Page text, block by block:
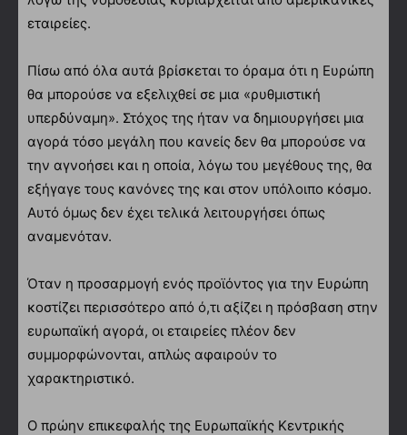
εταιρείες.
Πίσω από όλα αυτά βρίσκεται το όραμα ότι η Ευρώπη
θα μπορούσε να εξελιχθεί σε μια «ρυθμιστική
υπερδύναμη». Στόχος της ήταν να δημιουργήσει μια
αγορά τόσο μεγάλη που κανείς δεν θα μπορούσε να
την αγνοήσει και η οποία, λόγω του μεγέθους της, θα
εξήγαγε τους κανόνες της και στον υπόλοιπο κόσμο.
Αυτό όμως δεν έχει τελικά λειτουργήσει όπως
αναμενόταν.
Όταν η προσαρμογή ενός προϊόντος για την Ευρώπη
κοστίζει περισσότερο από ό,τι αξίζει η πρόσβαση στην
ευρωπαϊκή αγορά, οι εταιρείες πλέον δεν
συμμορφώνονται, απλώς αφαιρούν το
χαρακτηριστικό.
Ο πρώην επικεφαλής της Ευρωπαϊκής Κεντρικής